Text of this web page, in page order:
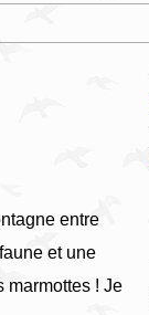
entre
et une
marmottes ! Je